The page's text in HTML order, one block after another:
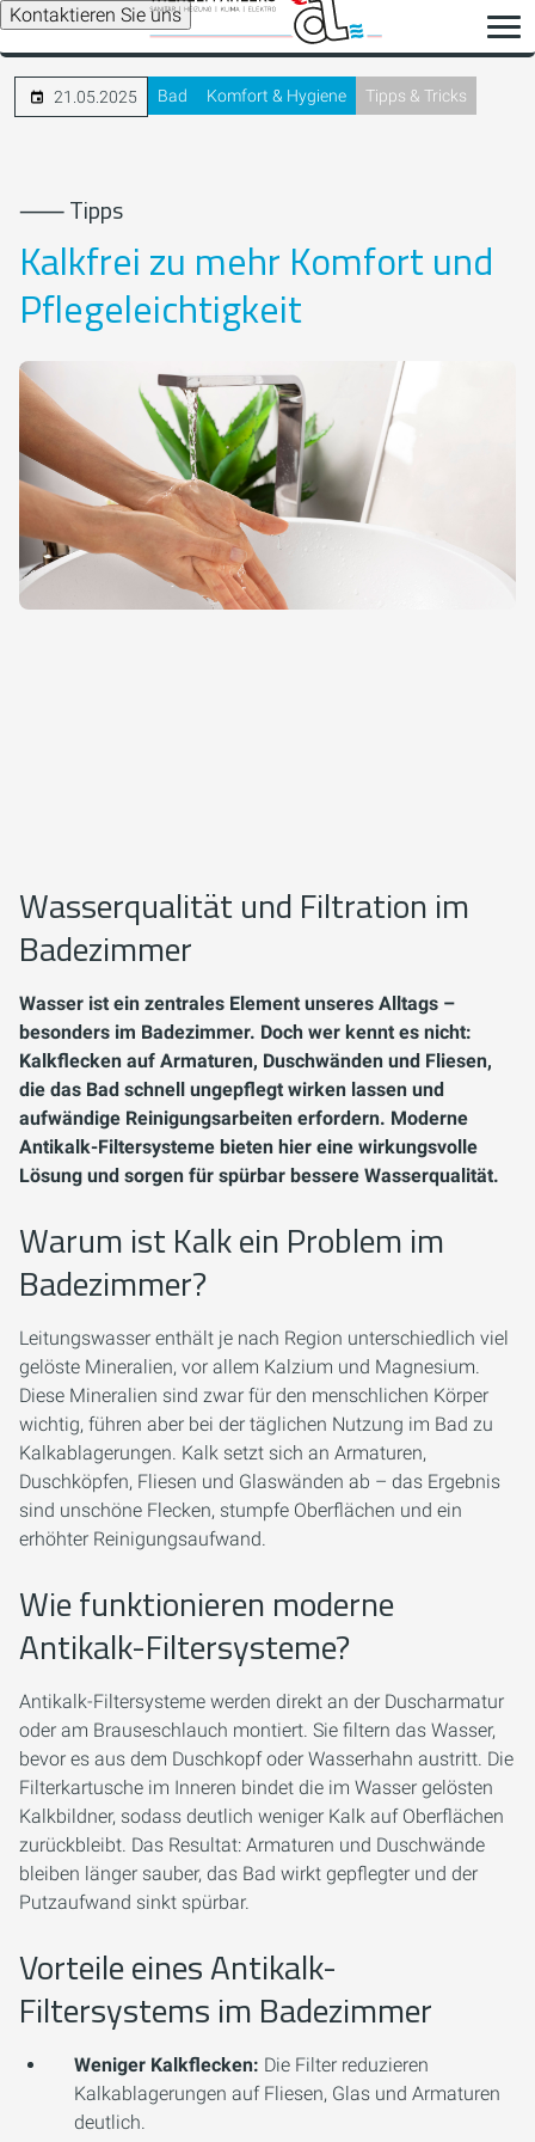
Kontaktieren Sie uns
21.05.2025 Bad Komfort & Hygiene Tipps & Tricks
⸺ Tipps
Kalkfrei zu mehr Komfort und
Pflegeleichtigkeit
Wasserqualität und Filtration im
Badezimmer
Wasser ist ein zentrales Element unseres Alltags –
besonders im Badezimmer. Doch wer kennt es nicht:
Kalkflecken auf Armaturen, Duschwänden und Fliesen,
die das Bad schnell ungepflegt wirken lassen und
aufwändige Reinigungsarbeiten erfordern. Moderne
Antikalk-Filtersysteme bieten hier eine wirkungsvolle
Lösung und sorgen für spürbar bessere Wasserqualität.
Warum ist Kalk ein Problem im
Badezimmer?
Leitungswasser enthält je nach Region unterschiedlich viel
gelöste Mineralien, vor allem Kalzium und Magnesium.
Diese Mineralien sind zwar für den menschlichen Körper
wichtig, führen aber bei der täglichen Nutzung im Bad zu
Kalkablagerungen. Kalk setzt sich an Armaturen,
Duschköpfen, Fliesen und Glaswänden ab – das Ergebnis
sind unschöne Flecken, stumpfe Oberflächen und ein
erhöhter Reinigungsaufwand.
Wie funktionieren moderne
Antikalk-Filtersysteme?
Antikalk-Filtersysteme werden direkt an der Duscharmatur
oder am Brauseschlauch montiert. Sie filtern das Wasser,
bevor es aus dem Duschkopf oder Wasserhahn austritt. Die
Filterkartusche im Inneren bindet die im Wasser gelösten
Kalkbildner, sodass deutlich weniger Kalk auf Oberflächen
zurückbleibt. Das Resultat: Armaturen und Duschwände
bleiben länger sauber, das Bad wirkt gepflegter und der
Putzaufwand sinkt spürbar.
Vorteile eines Antikalk-
Filtersystems im Badezimmer
Weniger Kalkflecken: Die Filter reduzieren
Kalkablagerungen auf Fliesen, Glas und Armaturen
deutlich.